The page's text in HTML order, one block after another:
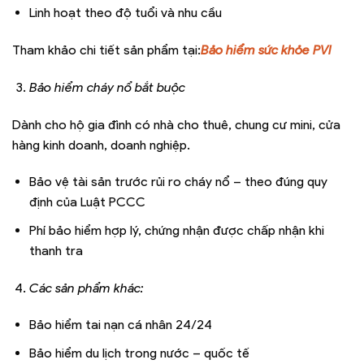
Linh hoạt theo độ tuổi và nhu cầu
Tham khảo chi tiết sản phẩm tại:Bảo hiểm sức khỏe PVI
Bảo hiểm cháy nổ bắt buộc
Dành cho hộ gia đình có nhà cho thuê, chung cư mini, cửa
hàng kinh doanh, doanh nghiệp.
Bảo vệ tài sản trước rủi ro cháy nổ – theo đúng quy
định của Luật PCCC
Phí bảo hiểm hợp lý, chứng nhận được chấp nhận khi
thanh tra
Các sản phẩm khác:
Bảo hiểm tai nạn cá nhân 24/24
Bảo hiểm du lịch trong nước – quốc tế